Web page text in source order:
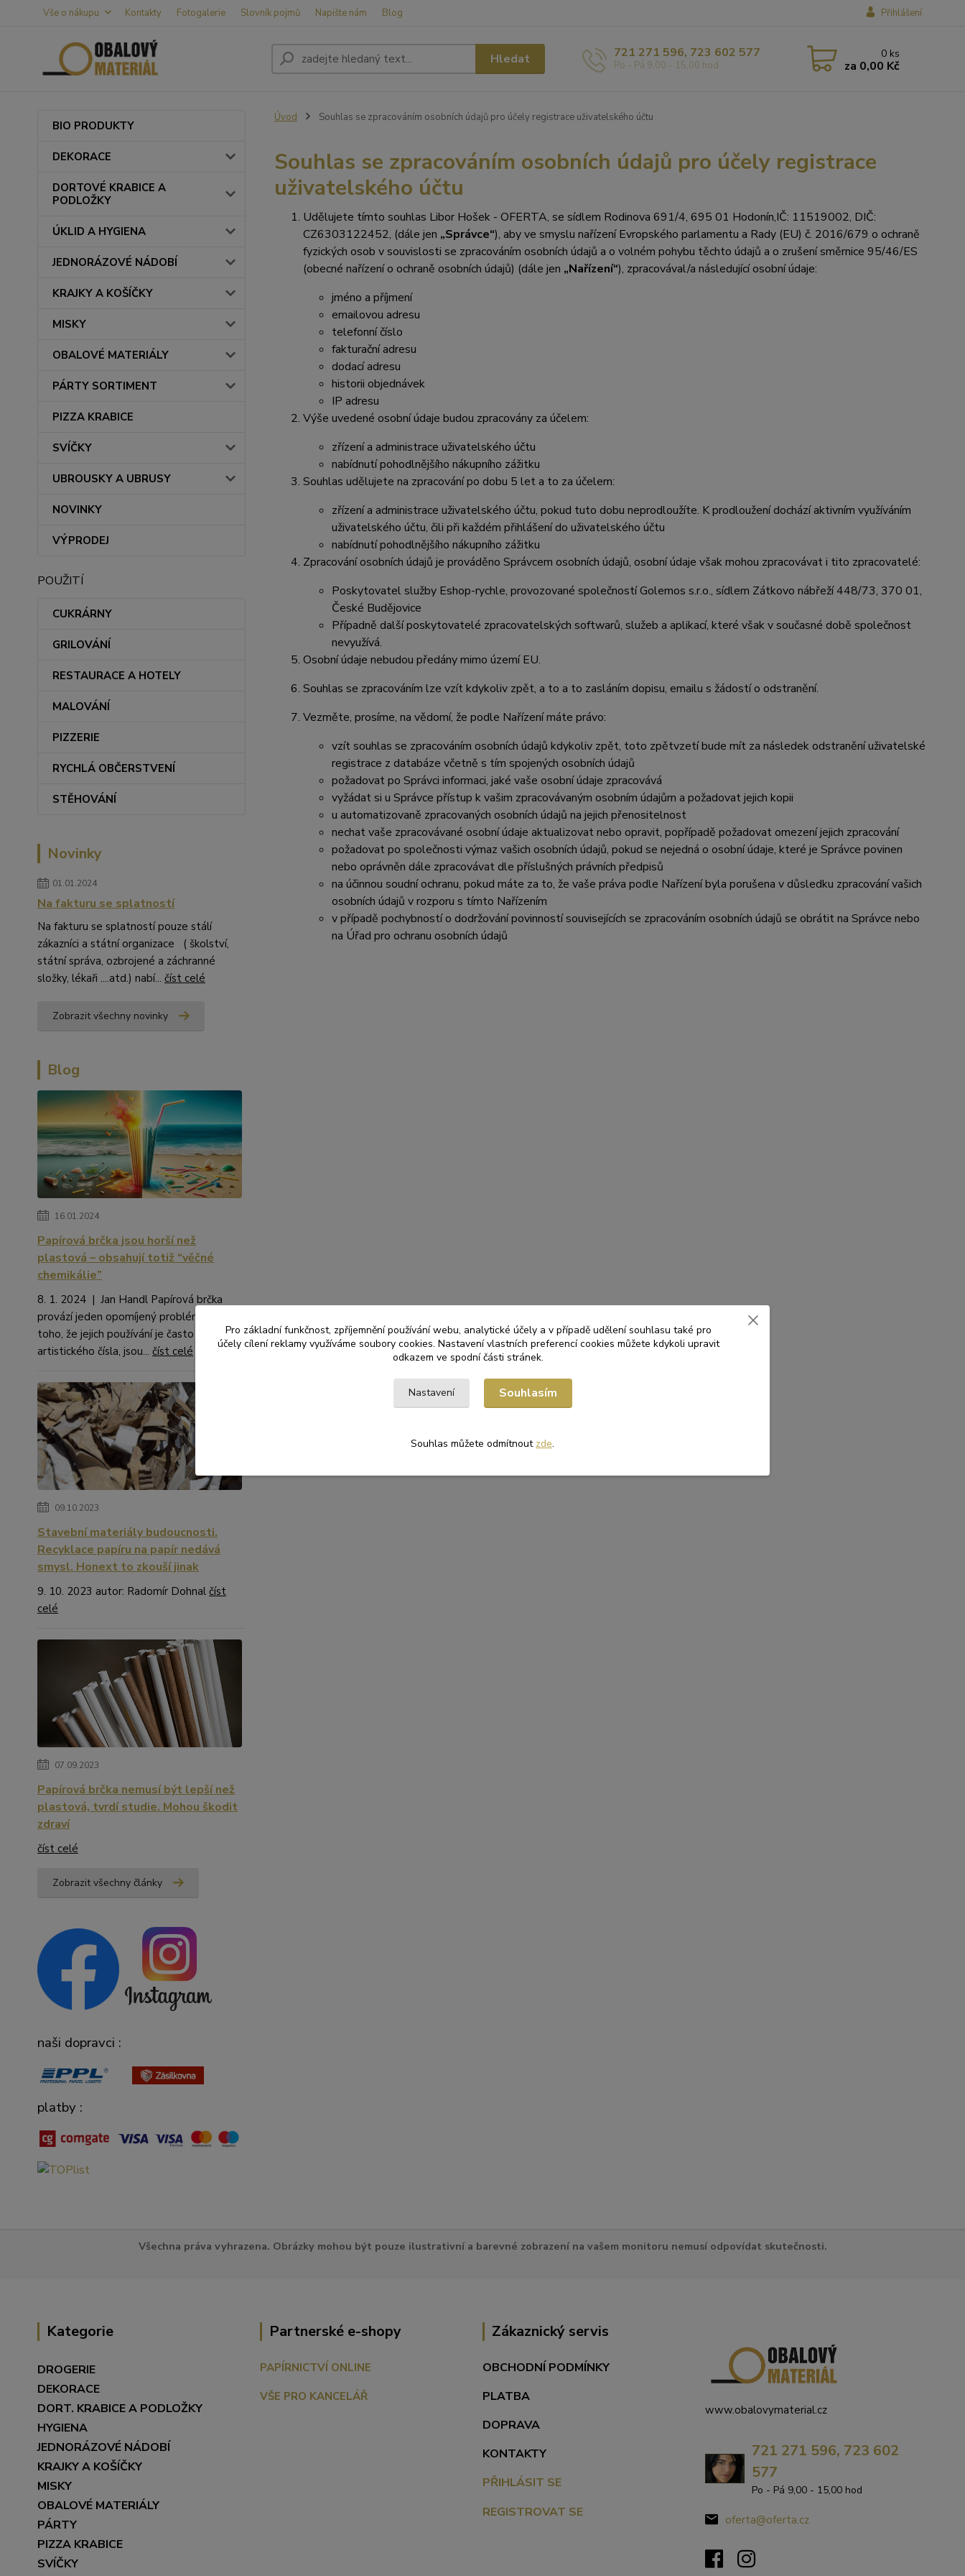
Vše o nákupu Kontakty Fotogalerie Slovník pojmů Napište nám Blog Přihlášení
Hledat 721 271 596, 723 602 577
Po - Pá 9,00 - 15,00 hod
0 ks
za 0,00 Kč
BIO PRODUKTY
DEKORACE
DORTOVÉ KRABICE A
PODLOŽKY
ÚKLID A HYGIENA
JEDNORÁZOVÉ NÁDOBÍ
KRAJKY A KOŠÍČKY
MISKY
OBALOVÉ MATERIÁLY
PÁRTY SORTIMENT
PIZZA KRABICE
SVÍČKY
UBROUSKY A UBRUSY
NOVINKY
VÝPRODEJ
POUŽITÍ
CUKRÁRNY
GRILOVÁNÍ
RESTAURACE A HOTELY
MALOVÁNÍ
PIZZERIE
RYCHLÁ OBČERSTVENÍ
STĚHOVÁNÍ
Novinky
01.01.2024
Na fakturu se splatností
Na fakturu se splatností pouze stálí
zákazníci a státní organizace ( školství,
státní správa, ozbrojené a záchranné
složky, lékaři ....atd.) nabí... číst celé
Zobrazit všechny novinky
Blog
16.01.2024
Papírová brčka jsou horší než
plastová – obsahují totiž “věčné
chemikálie”
8. 1. 2024 | Jan Handl Papírová brčka
provází jeden opomíjený problém. Kromě
toho, že jejich používání je často na hraně
artistického čísla, jsou... číst celé
09.10.2023
Stavební materiály budoucnosti.
Recyklace papíru na papír nedává
smysl. Honext to zkouší jinak
9. 10. 2023 autor: Radomír Dohnal číst
celé
07.09.2023
Papírová brčka nemusí být lepší než
plastová, tvrdí studie. Mohou škodit
zdraví
číst celé
Zobrazit všechny články
naši dopravci :
platby :
Úvod Souhlas se zpracováním osobních údajů pro účely registrace uživatelského účtu
Souhlas se zpracováním osobních údajů pro účely registrace
uživatelského účtu
Udělujete tímto souhlas Libor Hošek - OFERTA, se sídlem Rodinova 691/4, 695 01 Hodonín,IČ: 11519002, DIČ:
CZ6303122452, (dále jen „Správce“), aby ve smyslu nařízení Evropského parlamentu a Rady (EU) č. 2016/679 o ochraně
fyzických osob v souvislosti se zpracováním osobních údajů a o volném pohybu těchto údajů a o zrušení směrnice 95/46/ES
(obecné nařízení o ochraně osobních údajů) (dále jen „Nařízení“), zpracovával/a následující osobní údaje:
jméno a příjmení
emailovou adresu
telefonní číslo
fakturační adresu
dodací adresu
historii objednávek
IP adresu
Výše uvedené osobní údaje budou zpracovány za účelem:
zřízení a administrace uživatelského účtu
nabídnutí pohodlnějšího nákupního zážitku
Souhlas udělujete na zpracování po dobu 5 let a to za účelem:
zřízení a administrace uživatelského účtu, pokud tuto dobu neprodloužíte. K prodloužení dochází aktivním využíváním
uživatelského účtu, čili při každém přihlášení do uživatelského účtu
nabídnutí pohodlnějšího nákupního zážitku
Zpracování osobních údajů je prováděno Správcem osobních údajů, osobní údaje však mohou zpracovávat i tito zpracovatelé:
Poskytovatel služby Eshop-rychle, provozované společností Golemos s.r.o., sídlem Zátkovo nábřeží 448/73, 370 01,
České Budějovice
Případně další poskytovatelé zpracovatelských softwarů, služeb a aplikací, které však v současné době společnost
nevyužívá.
Osobní údaje nebudou předány mimo území EU.
Souhlas se zpracováním lze vzít kdykoliv zpět, a to a to zasláním dopisu, emailu s žádostí o odstranění.
Vezměte, prosíme, na vědomí, že podle Nařízení máte právo:
vzít souhlas se zpracováním osobních údajů kdykoliv zpět, toto zpětvzetí bude mít za následek odstranění uživatelské
registrace z databáze včetně s tím spojených osobních údajů
požadovat po Správci informaci, jaké vaše osobní údaje zpracovává
vyžádat si u Správce přístup k vašim zpracovávaným osobním údajům a požadovat jejich kopii
u automatizovaně zpracovaných osobních údajů na jejich přenositelnost
nechat vaše zpracovávané osobní údaje aktualizovat nebo opravit, popřípadě požadovat omezení jejich zpracování
požadovat po společnosti výmaz vašich osobních údajů, pokud se nejedná o osobní údaje, které je Správce povinen
nebo oprávněn dále zpracovávat dle příslušných právních předpisů
na účinnou soudní ochranu, pokud máte za to, že vaše práva podle Nařízení byla porušena v důsledku zpracování vašich
osobních údajů v rozporu s tímto Nařízením
v případě pochybností o dodržování povinností souvisejících se zpracováním osobních údajů se obrátit na Správce nebo
na Úřad pro ochranu osobních údajů
Všechna práva vyhrazena. Obrázky mohou být pouze ilustrativní a barevné zobrazení na vašem monitoru nemusí odpovídat skutečnosti.
Kategorie
DROGERIE
DEKORACE
DORT. KRABICE A PODLOŽKY
HYGIENA
JEDNORÁZOVÉ NÁDOBÍ
KRAJKY A KOŠÍČKY
MISKY
OBALOVÉ MATERIÁLY
PÁRTY
PIZZA KRABICE
SVÍČKY
Partnerské e-shopy
PAPÍRNICTVÍ ONLINE
VŠE PRO KANCELÁŘ
Zákaznický servis
OBCHODNÍ PODMÍNKY
PLATBA
DOPRAVA
KONTAKTY
PŘIHLÁSIT SE
REGISTROVAT SE
www.obalovymaterial.cz
721 271 596, 723 602
577
Po - Pá 9,00 - 15,00 hod
oferta@oferta.cz
Pro základní funkčnost, zpříjemnění používání webu, analytické účely a v případě udělení souhlasu také pro
účely cílení reklamy využíváme soubory cookies. Nastavení vlastních preferencí cookies můžete kdykoli upravit
odkazem ve spodní části stránek.
Nastavení Souhlasím
Souhlas můžete odmítnout zde.